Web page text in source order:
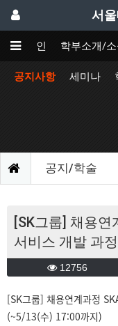
서
메인 학부소개/소
공지사항 세미나
공지/학술
[SK그룹] 채용연
서비스 개발 과
12756
[SK그룹] 채용연계과정
(~5/13(수) 17:00까지)